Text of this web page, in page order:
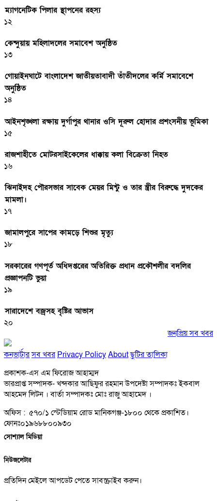
ম্যাগনেটিক পিলার স্থাপনের রহস্য
১২
কেন্দুয়ায় মহিলাদলের সমাবেশ অনুষ্ঠিত
১৩
গোয়াইনঘাটে বাংলাদেশ জাতীয়তাবাদী তাঁতীদলের কর্মি সমাবেশে
অনুষ্ঠিত
১৪
আইনশৃঙ্খলা রক্ষায় দুর্গাপুর থানার ওসি দূরুল হোদার প্রশংসনীয় ভূমিকা
১৫
রাজশাহীতে মোটরসাইকেলের ধাক্কায় কলা বিক্রেতা নিহত
১৬
ঝিনাইদহ পৌরসভার সাবেক মেয়র মিন্টু ও তার স্ত্রীর বিরুদ্ধে দুদকের
মামলা।
১৭
জামালপুরে সাপের কামড়ে শিশুর মৃত্যু
১৮
সরকারের গণপূর্ত অধিদপ্তরের অতিরিক্ত প্রধান প্রকৌশলীর বদলির
প্রজ্ঞাপনটি ভুয়া
১৯
সারাদেশে বজ্রসহ বৃষ্টির আভাস
২০
জনপ্রিয় সব খবর
কনভার্টারসব খবর Privacy PolicyAboutছুটির তালিকা
প্রকাশক-এস এম ফিরোজ আহাম্মদ
ভারপ্রাপ্ত সম্পাদক- খন্দকার আছিফুর রহমান উপদেষ্টা সম্পাদকঃ ইকবাল
আহমেদ লিটন । বার্তা সম্পাদকঃ মোঃ রাজু আহামেদ ।
অফিস : ৫৭০/১ স্টেডিয়াম রোড মানিকগঞ্জ-১৮০০ থেকে প্রকাশিত।
ফোনঃ০১৯৬৮৮০০৯৩০
সোশ্যাল মিডিয়া
নিউজলেটার
প্রতিদিন মেইলে আপডেট পেতে সাবস্ক্রাইব করুন।